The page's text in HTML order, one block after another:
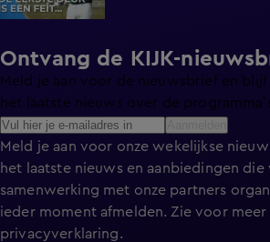
Ontvang de KIJK-
Meld je aan voor de nieuwsbrief en
het laatste nieuws over de
Meld je aan voor onze wekelijkse
het laatste nieuws en aanbiedingen die
samenwerking met onze partners
ieder moment afmelden. Zie voor
privacyverklaring.